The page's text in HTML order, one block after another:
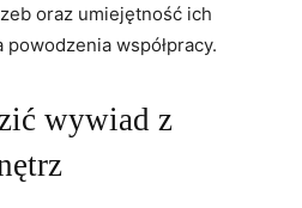
oraz umiejętność ich
współpracy.
wywiad z